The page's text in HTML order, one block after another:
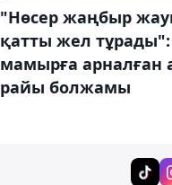
"Нөсер жаңбыр
қатты жел тұрады":
мамырға арналған
райы болжамы